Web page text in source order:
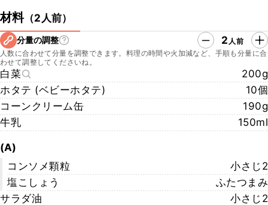
材料（2人前）
分量の調整 2 人前
人数に合わせて分量を調整できます。料理の時間や火加減など、手順も分量に合
わせて調整してくださいね。
白菜
200g
ホタテ (ベビーホタテ)
10個
コーンクリーム缶
190g
牛乳
150ml
(A)
コンソメ顆粒
小さじ2
塩こしょう
ふたつまみ
サラダ油
小さじ2